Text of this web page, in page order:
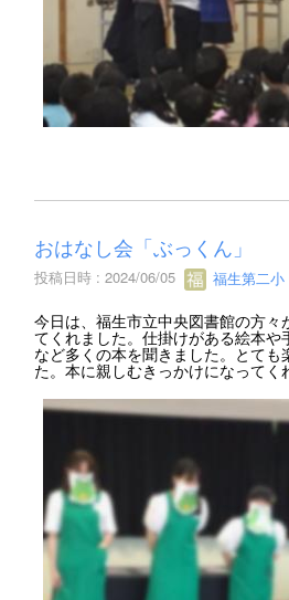
おはなし会「ぶっくん」
投稿日時 : 2024/06/05 福生第二小
今日は、福生市立中央図書館の方々
てくれました。仕掛けがある絵本や
など多くの本を聞きました。とても
た。本に親しむきっかけになってく